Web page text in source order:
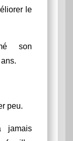
le
son
peu.
jamais